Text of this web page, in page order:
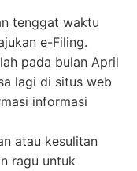
tenggat waktu
e-Filing.
pada bulan April
lagi di situs web
informasi
atau kesulitan
ragu untuk